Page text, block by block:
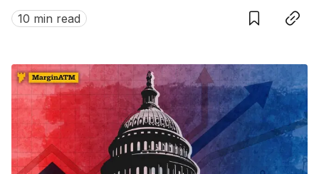
bạn tồn tại lâu dài trên thị trường.
10 min read